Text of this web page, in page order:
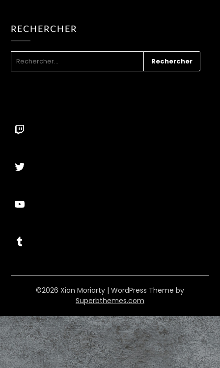
RECHERCHER
Twitch
Twitter
YouTube
Tumblr
©2026 Xian Moriarty | WordPress Theme by
Superbthemes.com